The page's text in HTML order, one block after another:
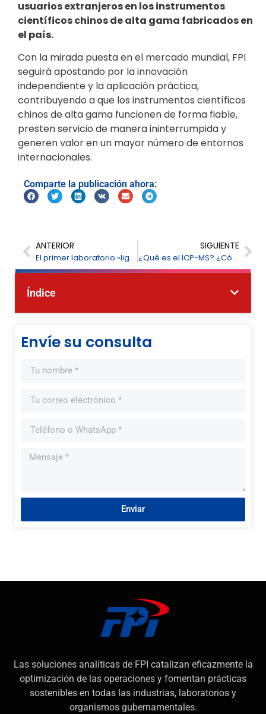
usuarios extranjeros en los instrumentos
científicos chinos de alta gama fabricados en
el país.
Con la mirada puesta en el mercado mundial, FPI
seguirá apostando por la innovación
independiente y la aplicación práctica,
contribuyendo a que los instrumentos científicos
chinos de alta gama funcionen de forma fiable,
presten servicio de manera ininterrumpida y
generen valor en un mayor número de entornos
internacionales.
Comparte la publicación ahora:
ANTERIOR
El primer laboratorio «lights-out» integrado tierra-mar de China
SIGUIENTE
¿Qué es el ICP-MS? ¿Cómo funciona el ICP-MS?
Índice
Envíe su consulta
Enviar
Las soluciones analíticas de FPI catalizan eficazmente la
optimización de las operaciones y fomentan prácticas
sostenibles en todas las industrias, laboratorios y
organismos gubernamentales.